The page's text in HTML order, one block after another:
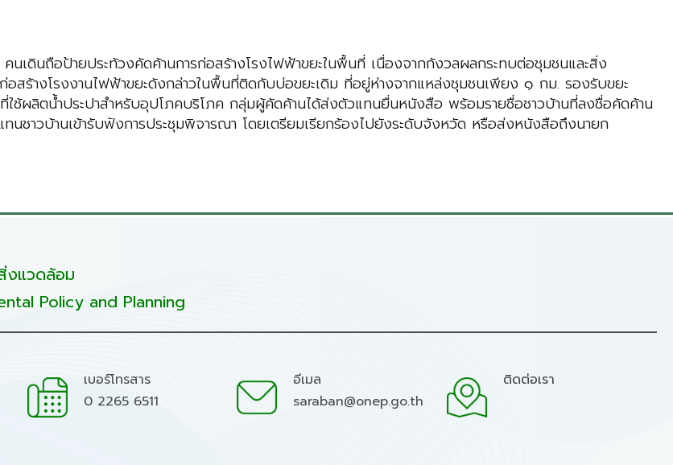
เดินถือป้ายประท้วงคัดค้านการก่อสร้างโรงไฟฟ้าขยะในพื้นที่ เนื่องจากกังวลผลกระทบต่อชุมชนและสิ่ง
างโรงงานไฟฟ้าขยะดังกล่าวในพื้นที่ติดกับบ่อขยะเดิม ที่อยู่ห่างจากแหล่งชุมชนเพียง ๑ กม. รองรับขยะ
ช้ผลิตน้ำประปาสำหรับอุปโภคบริโภค กลุ่มผู้คัดค้านได้ส่งตัวแทนยื่นหนังสือ พร้อมรายชื่อชาวบ้านที่ลงชื่อคัดค้าน
ชาวบ้านเข้ารับฟังการประชุมพิจารณา โดยเตรียมเรียกร้องไปยังระดับจังหวัด หรือส่งหนังสือถึงนายก
งแวดล้อม
Policy and Planning
เบอร์โทรสาร
0 2265 6511
อีเมล
saraban@onep.go.th
ติดต่อเรา